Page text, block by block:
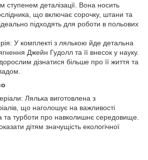
ступенем деталізації. Вона носить
що включає сорочку, штани та
підходять для роботи в польових
У комплекті з лялькою йде детальна
Джейн Гудолл та її внесок у науку.
дізнатися більше про її життя та
Лялька виготовлена з
що наголошує на важливості
та турботи про навколишнє середовище.
дітям значущість екологічної